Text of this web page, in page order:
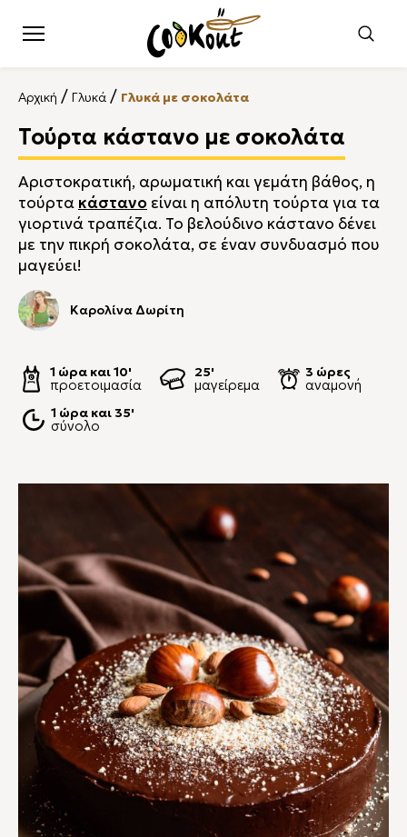
Αρχική / Γλυκά / Γλυκά με σοκολάτα
Τούρτα κάστανο με σοκολάτα
Αριστοκρατική, αρωματική και γεμάτη βάθος, η
τούρτα κάστανο είναι η απόλυτη τούρτα για τα
γιορτινά τραπέζια. Το βελούδινο κάστανο δένει
με την πικρή σοκολάτα, σε έναν συνδυασμό που
μαγεύει!
Καρολίνα Δωρίτη
1 ώρα και 10'
προετοιμασία
25'
μαγείρεμα
3 ώρες
αναμονή
1 ώρα και 35'
σύνολο